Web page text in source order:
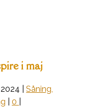
i maj
|Såning,
|0